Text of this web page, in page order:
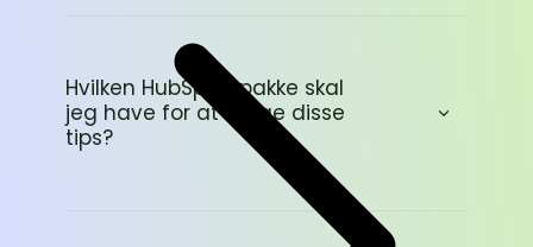
Hvilken HubSpot-pakke skal
jeg have for at bruge disse
tips?